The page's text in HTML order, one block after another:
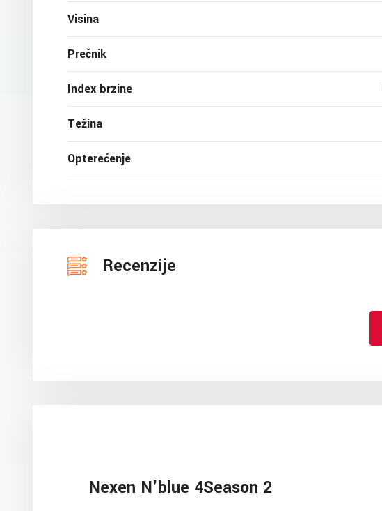
Visina
Prečnik
Index brzine
Težina
Opterećenje
Recenzije
Nexen N'blue 4Season 2